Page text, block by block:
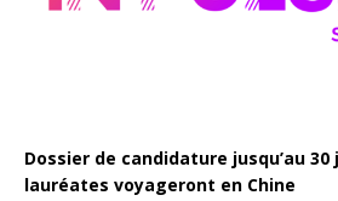
Dossier de candidature jusqu’au 30
lauréates voyageront en Chine